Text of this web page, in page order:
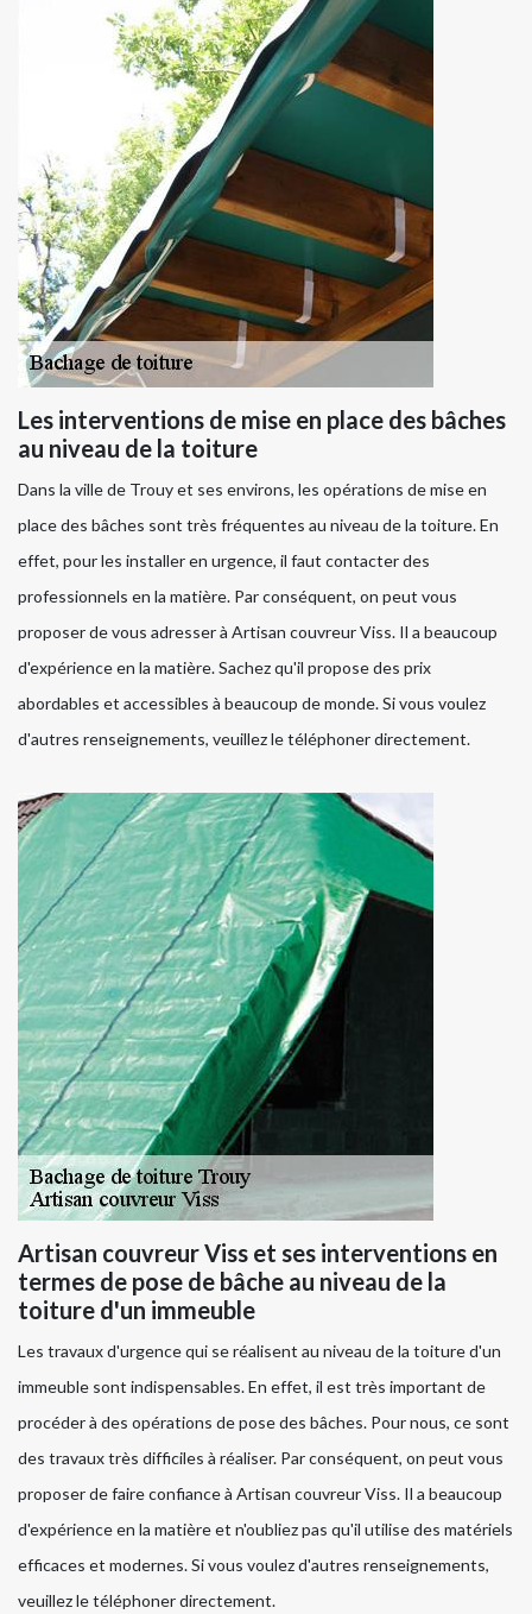
Les interventions de mise en place des bâches
au niveau de la toiture
Dans la ville de Trouy et ses environs, les opérations de mise en
place des bâches sont très fréquentes au niveau de la toiture. En
effet, pour les installer en urgence, il faut contacter des
professionnels en la matière. Par conséquent, on peut vous
proposer de vous adresser à Artisan couvreur Viss. Il a beaucoup
d'expérience en la matière. Sachez qu'il propose des prix
abordables et accessibles à beaucoup de monde. Si vous voulez
d'autres renseignements, veuillez le téléphoner directement.
Artisan couvreur Viss et ses interventions en
termes de pose de bâche au niveau de la
toiture d'un immeuble
Les travaux d'urgence qui se réalisent au niveau de la toiture d'un
immeuble sont indispensables. En effet, il est très important de
procéder à des opérations de pose des bâches. Pour nous, ce sont
des travaux très difficiles à réaliser. Par conséquent, on peut vous
proposer de faire confiance à Artisan couvreur Viss. Il a beaucoup
d'expérience en la matière et n'oubliez pas qu'il utilise des matériels
efficaces et modernes. Si vous voulez d'autres renseignements,
veuillez le téléphoner directement.